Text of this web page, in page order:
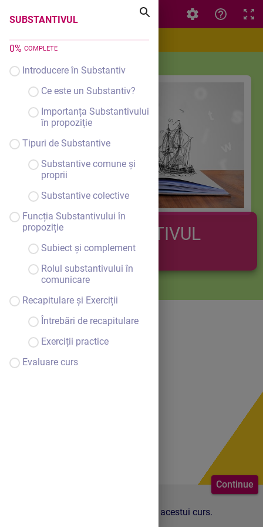
SUBSTANTIVUL
0% COMPLETE
Introducere în Substantiv
Ce este un Substantiv?
Importanța Substantivului
în propoziție
Tipuri de Substantive
Substantive comune și
proprii
Substantive colective
Funcția Substantivului în
propoziție
Subiect și complement
Rolul substantivului în
comunicare
Recapitulare și Exerciții
Întrebări de recapitulare
Exerciții practice
Evaluare curs
Acestea sunt punctele principale ale acestui curs.
Continue
SUBSTANTIVUL
SUBSTANTIVUL